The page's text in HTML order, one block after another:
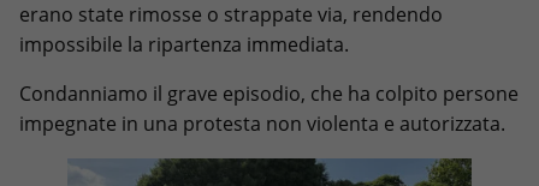
erano state rimosse o strappate via, rendendo
impossibile la ripartenza immediata.
Condanniamo il grave episodio, che ha colpito persone
impegnate in una protesta non violenta e autorizzata.